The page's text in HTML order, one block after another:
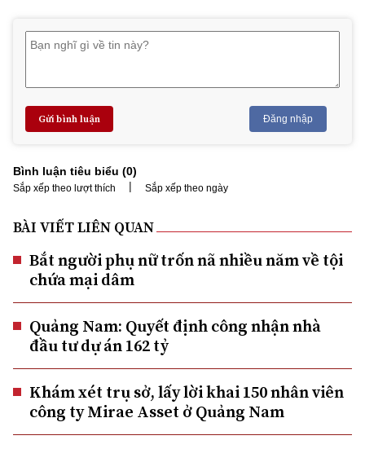
Gửi bình luận Đăng nhập
Bình luận tiêu biểu (0)
Sắp xếp theo lượt thích | Sắp xếp theo ngày
BÀI VIẾT LIÊN QUAN
Bắt người phụ nữ trốn nã nhiều năm về tội
chứa mại dâm
Quảng Nam: Quyết định công nhận nhà
đầu tư dự án 162 tỷ
Khám xét trụ sở, lấy lời khai 150 nhân viên
công ty Mirae Asset ở Quảng Nam